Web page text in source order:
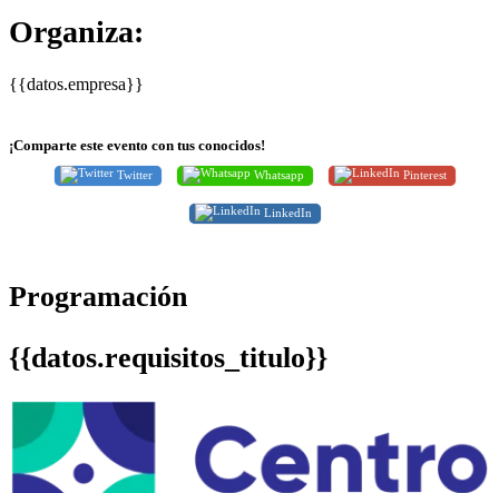
Organiza:
{{datos.empresa}}
¡Comparte este evento con tus conocidos!
Twitter Whatsapp Pinterest
LinkedIn
Programación
{{datos.requisitos_titulo}}